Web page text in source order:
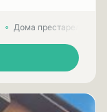
Дома престарелых